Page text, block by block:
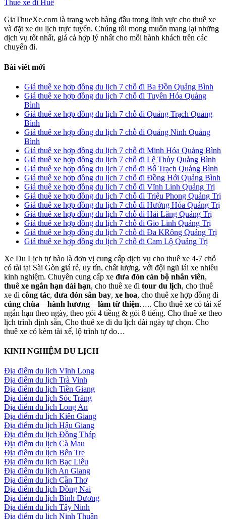
Thuê xe đi Huế
GiaThueXe.com là trang web hàng đầu trong lĩnh vực cho thuê xe
và đặt xe du lịch trực tuyến. Chúng tôi mong muốn mang lại những
dịch vụ tốt nhất, giá cả hợp lý nhất cho mỗi hành khách trên các
chuyến đi.
Bài viết mới
Giá thuê xe hợp đồng du lịch 7 chỗ đi Ba Đồn Quảng Bình
Giá thuê xe hợp đồng du lịch 7 chỗ đi Tuyên Hóa Quảng
Bình
Giá thuê xe hợp đồng du lịch 7 chỗ đi Quảng Trạch Quảng
Bình
Giá thuê xe hợp đồng du lịch 7 chỗ đi Quảng Ninh Quảng
Bình
Giá thuê xe hợp đồng du lịch 7 chỗ đi Minh Hóa Quảng Bình
Giá thuê xe hợp đồng du lịch 7 chỗ đi Lệ Thủy Quảng Bình
Giá thuê xe hợp đồng du lịch 7 chỗ đi Bố Trạch Quảng Bình
Giá thuê xe hợp đồng du lịch 7 chỗ đi Đồng Hới Quảng Bình
Giá thuê xe hợp đồng du lịch 7 chỗ đi Vĩnh Linh Quảng Trị
Giá thuê xe hợp đồng du lịch 7 chỗ đi Triệu Phong Quảng Trị
Giá thuê xe hợp đồng du lịch 7 chỗ đi Hướng Hóa Quảng Trị
Giá thuê xe hợp đồng du lịch 7 chỗ đi Hải Lăng Quảng Trị
Giá thuê xe hợp đồng du lịch 7 chỗ đi Gio Linh Quảng Trị
Giá thuê xe hợp đồng du lịch 7 chỗ đi Đa KRông Quảng Trị
Giá thuê xe hợp đồng du lịch 7 chỗ đi Cam Lộ Quảng Trị
Xe Du Lịch tự hào là đơn vị cung cấp dịch vụ cho thuê xe 4-7 chỗ
có tài tại Sài Gòn giá rẻ, uy tín, chất lượng, với đội ngũ lái xe nhiều
kinh nghiệm. Chuyên cung cấp xe đưa đón cán bộ nhân viên,
thuê xe ngắn hạn dài hạn, cho thuê xe đi tour du lịch, cho thuê
xe đi công tác, đưa đón sân bay, xe hoa, cho thuê xe hợp đồng đi
cúng chùa – hành hương – làm từ thiện….. Cho thuê xe có tài xế
ngắn hạn theo ngày, theo gói 4 tiềng & gói 8 tiếng. Cho thuê xe theo
lịch trình định sẵn, Cho thuê xe đi du lịch dài ngày tự chọn. Cho
thuê xe có kèm tài xế, lộ trình tự do…
KINH NGHIỆM DU LỊCH
Địa điểm du lịch Vĩnh Long
Địa điểm du lịch Trà Vinh
Địa điểm du lịch Tiền Giang
Địa điểm du lịch Sóc Trăng
Địa điểm du lịch Long An
Địa điểm du lịch Kiên Giang
Địa điểm du lịch Hậu Giang
Địa điểm du lịch Đồng Tháp
Địa điểm du lịch Cà Mau
Địa điểm du lịch Bến Tre
Địa điểm du lịch Bạc Liêu
Địa điểm du lịch An Giang
Địa điểm du lịch Cần Thơ
Địa điểm du lịch Đồng Nai
Địa điểm du lịch Bình Dương
Địa điểm du lịch Tây Ninh
Địa điểm du lịch Ninh Thuận